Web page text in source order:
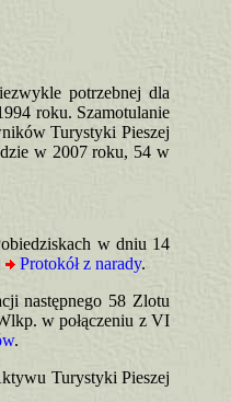
potrzebnej dla
roku. Szamotulanie
Turystyki Pieszej
w 2007 roku, 54 w
w dniu 14
Protokół z narady.
następnego 58 Zlotu
w połączeniu z VI
.
Turystyki Pieszej